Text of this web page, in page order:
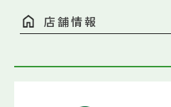
店舗情報